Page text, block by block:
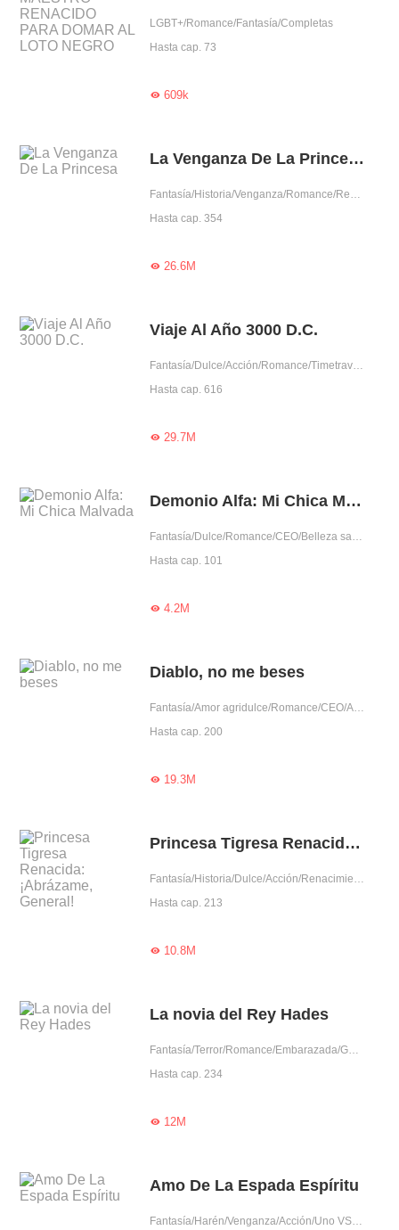
LGBT+/Romance/Fantasía/Completas
Hasta cap. 73
609k
La Venganza De La Princesa
Fantasía/Historia/Venganza/Romance/Renacimiento/Auto superación/Intrigante/Mujer poderosa/Príncipe
Hasta cap. 354
26.6M
Viaje Al Año 3000 D.C.
Fantasía/Dulce/Acción/Romance/Timetravel/Robot/Líder/Futuro
Hasta cap. 616
29.7M
Demonio Alfa: Mi Chica Malvada
Fantasía/Dulce/Romance/CEO/Belleza salvada por héroe/Rodeada por lindos/Fiel/Dominante/Vampiro
Hasta cap. 101
4.2M
Diablo, no me beses
Fantasía/Amor agridulce/Romance/CEO/Amor prohibido/Renacimiento/Traición/Belleza salvada por héroe/Fiel/Vampiro
Hasta cap. 200
19.3M
Princesa Tigresa Renacida: ¡Abrázame, General!
Fantasía/Historia/Dulce/Acción/Renacimiento/Mujer poderosa
Hasta cap. 213
10.8M
La novia del Rey Hades
Fantasía/Terror/Romance/Embarazada/Gentil/Dominante/Arrogante/Pura/Hades/Dios
Hasta cap. 234
12M
Amo De La Espada Espíritu
Fantasía/Harén/Venganza/Acción/Uno VS Varios/Auto superación/Belleza salvada por héroe/Trabajador